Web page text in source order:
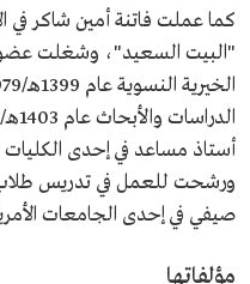
كما عملت فاتنة أمين شاكر في
"البيت السعيد"، وشغلت
أستاذ مساعد في إحدى الكليات
ورشحت للعمل في تدريس طلاب
صيفي في إحدى الجامعات
مؤلفاتها